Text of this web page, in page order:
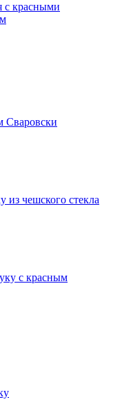
с красными
Сваровски
из чешского стекла
с красным